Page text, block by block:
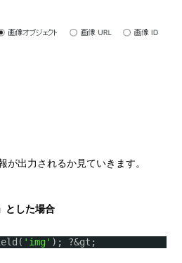
が出力されるか見ていきます。
とした場合
'img' ); ?&gt;